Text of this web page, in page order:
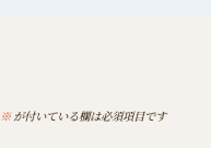
※が付いている欄は必須項目です